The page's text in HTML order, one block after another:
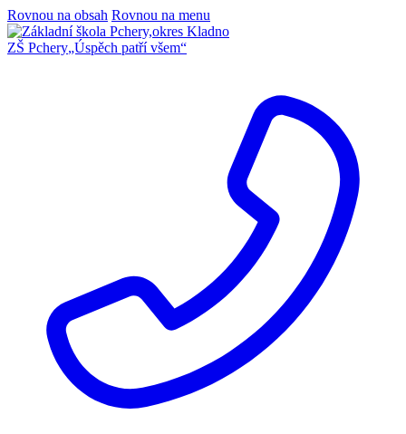
Rovnou na obsah Rovnou na menu
ZŠ Pchery„Úspěch patří všem“